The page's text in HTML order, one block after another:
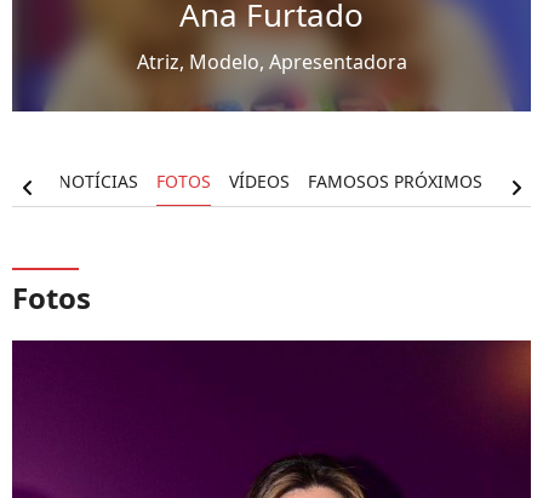
Ana Furtado
Atriz, Modelo, Apresentadora
NOTÍCIAS FOTOS VÍDEOS FAMOSOS PRÓXIMOS
chevron_left chevron_right
Fotos